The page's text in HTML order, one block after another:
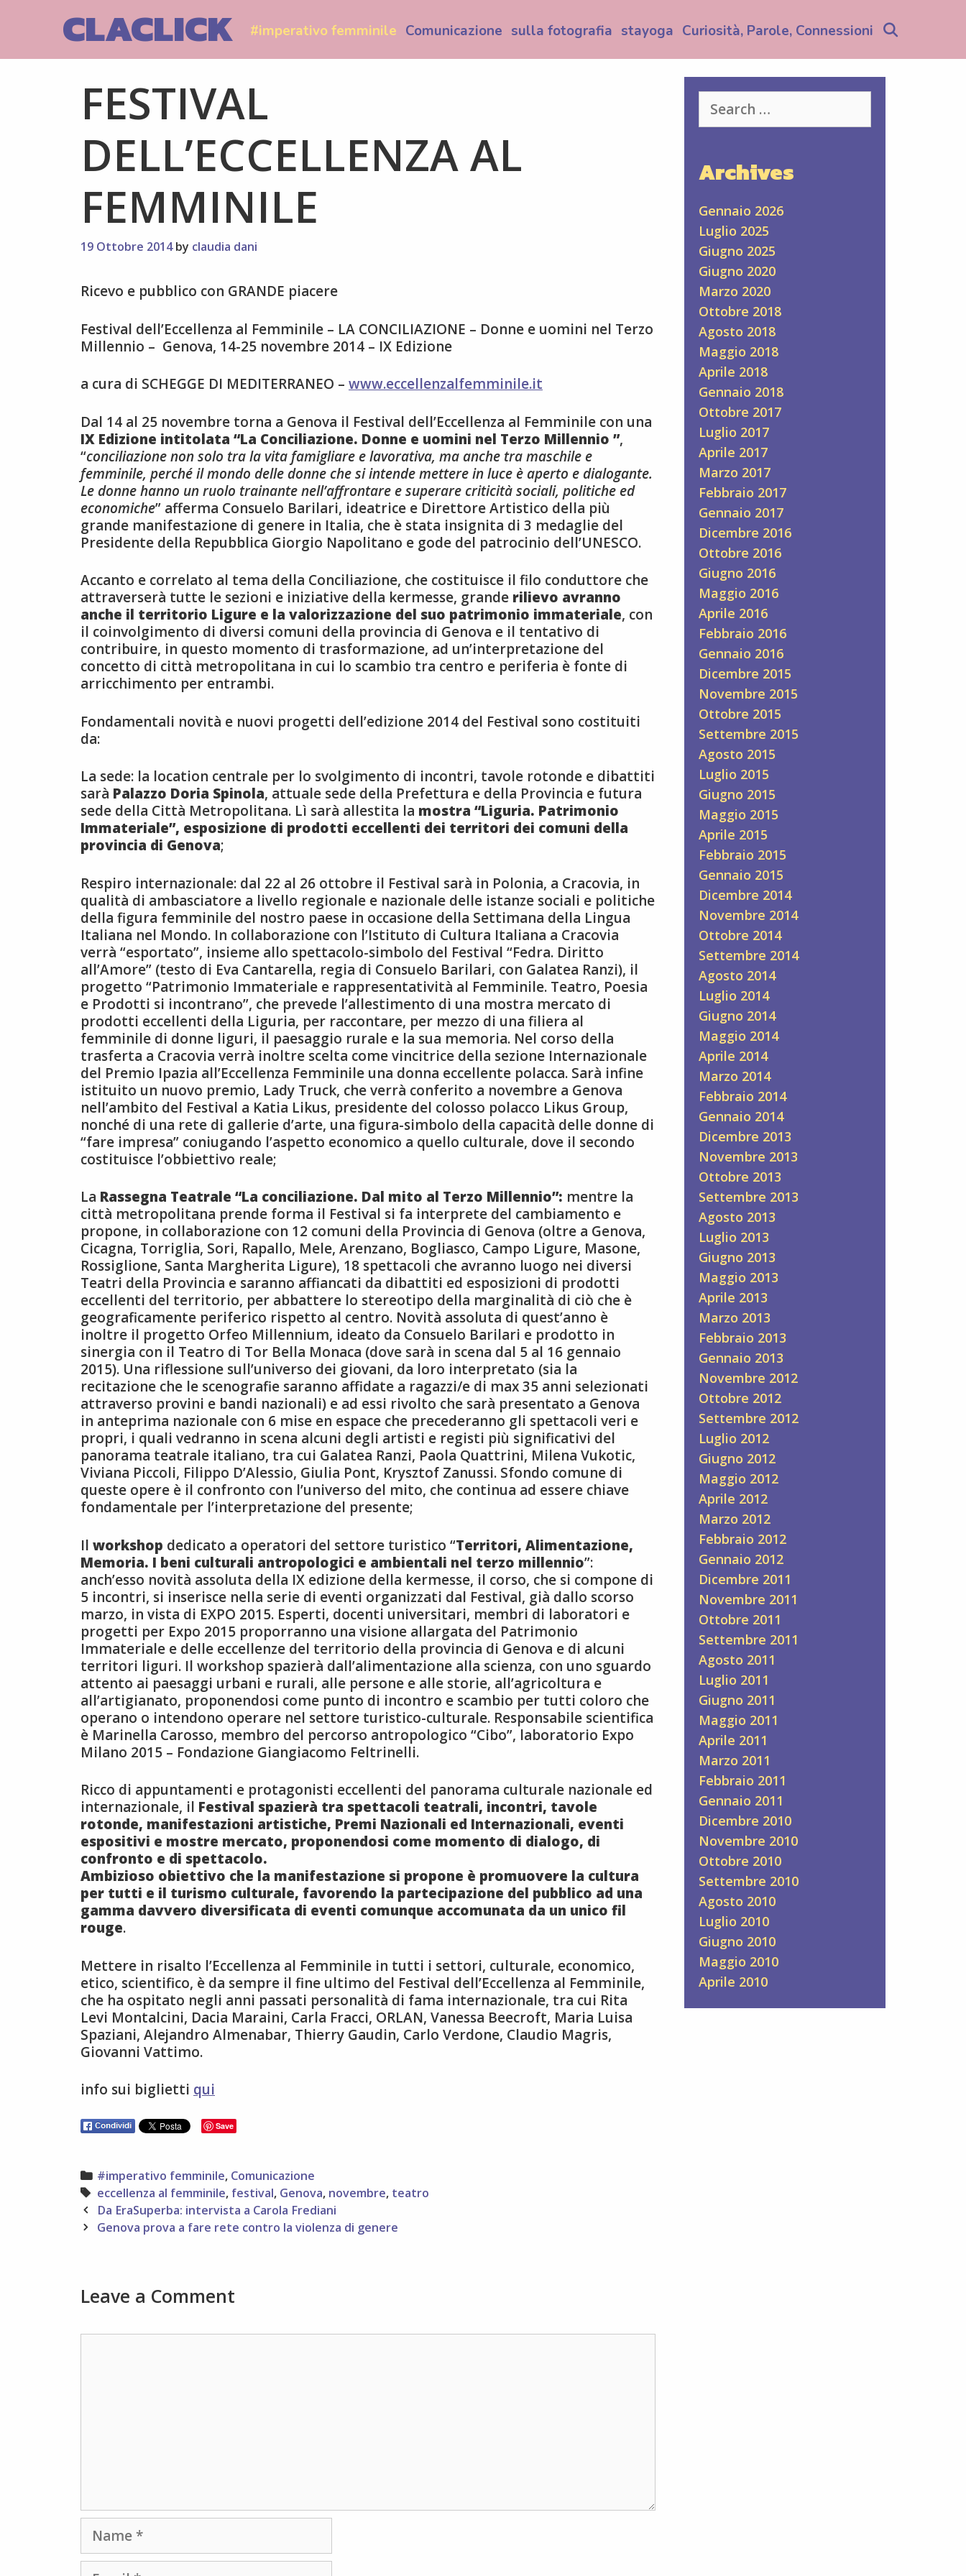
CLACLICK #imperativo femminile Comunicazione sulla fotografia stayoga Curiosità, Parole, Connessioni
FESTIVAL
DELL’ECCELLENZA AL
FEMMINILE
19 Ottobre 2014 by claudia dani
Ricevo e pubblico con GRANDE piacere
Festival dell’Eccellenza al Femminile – LA CONCILIAZIONE – Donne e uomini nel Terzo
Millennio – Genova, 14-25 novembre 2014 – IX Edizione
a cura di SCHEGGE DI MEDITERRANEO – www.eccellenzalfemminile.it
Dal 14 al 25 novembre torna a Genova il Festival dell’Eccellenza al Femminile con una
IX Edizione intitolata “La Conciliazione. Donne e uomini nel Terzo Millennio ”,
“conciliazione non solo tra la vita famigliare e lavorativa, ma anche tra maschile e
femminile, perché il mondo delle donne che si intende mettere in luce è aperto e dialogante.
Le donne hanno un ruolo trainante nell’affrontare e superare criticità sociali, politiche ed
economiche” afferma Consuelo Barilari, ideatrice e Direttore Artistico della più
grande manifestazione di genere in Italia, che è stata insignita di 3 medaglie del
Presidente della Repubblica Giorgio Napolitano e gode del patrocinio dell’UNESCO.
Accanto e correlato al tema della Conciliazione, che costituisce il filo conduttore che
attraverserà tutte le sezioni e iniziative della kermesse, grande rilievo avranno
anche il territorio Ligure e la valorizzazione del suo patrimonio immateriale, con
il coinvolgimento di diversi comuni della provincia di Genova e il tentativo di
contribuire, in questo momento di trasformazione, ad un’interpretazione del
concetto di città metropolitana in cui lo scambio tra centro e periferia è fonte di
arricchimento per entrambi.
Fondamentali novità e nuovi progetti dell’edizione 2014 del Festival sono costituiti
da:
La sede: la location centrale per lo svolgimento di incontri, tavole rotonde e dibattiti
sarà Palazzo Doria Spinola, attuale sede della Prefettura e della Provincia e futura
sede della Città Metropolitana. Lì sarà allestita la mostra “Liguria. Patrimonio
Immateriale”, esposizione di prodotti eccellenti dei territori dei comuni della
provincia di Genova;
Respiro internazionale: dal 22 al 26 ottobre il Festival sarà in Polonia, a Cracovia, in
qualità di ambasciatore a livello regionale e nazionale delle istanze sociali e politiche
della figura femminile del nostro paese in occasione della Settimana della Lingua
Italiana nel Mondo. In collaborazione con l’Istituto di Cultura Italiana a Cracovia
verrà “esportato”, insieme allo spettacolo-simbolo del Festival “Fedra. Diritto
all’Amore” (testo di Eva Cantarella, regia di Consuelo Barilari, con Galatea Ranzi), il
progetto “Patrimonio Immateriale e rappresentatività al Femminile. Teatro, Poesia
e Prodotti si incontrano”, che prevede l’allestimento di una mostra mercato di
prodotti eccellenti della Liguria, per raccontare, per mezzo di una filiera al
femminile di donne liguri, il paesaggio rurale e la sua memoria. Nel corso della
trasferta a Cracovia verrà inoltre scelta come vincitrice della sezione Internazionale
del Premio Ipazia all’Eccellenza Femminile una donna eccellente polacca. Sarà infine
istituito un nuovo premio, Lady Truck, che verrà conferito a novembre a Genova
nell’ambito del Festival a Katia Likus, presidente del colosso polacco Likus Group,
nonché di una rete di gallerie d’arte, una figura-simbolo della capacità delle donne di
“fare impresa” coniugando l’aspetto economico a quello culturale, dove il secondo
costituisce l’obbiettivo reale;
La Rassegna Teatrale “La conciliazione. Dal mito al Terzo Millennio”: mentre la
città metropolitana prende forma il Festival si fa interprete del cambiamento e
propone, in collaborazione con 12 comuni della Provincia di Genova (oltre a Genova,
Cicagna, Torriglia, Sori, Rapallo, Mele, Arenzano, Bogliasco, Campo Ligure, Masone,
Rossiglione, Santa Margherita Ligure), 18 spettacoli che avranno luogo nei diversi
Teatri della Provincia e saranno affiancati da dibattiti ed esposizioni di prodotti
eccellenti del territorio, per abbattere lo stereotipo della marginalità di ciò che è
geograficamente periferico rispetto al centro. Novità assoluta di quest’anno è
inoltre il progetto Orfeo Millennium, ideato da Consuelo Barilari e prodotto in
sinergia con il Teatro di Tor Bella Monaca (dove sarà in scena dal 5 al 16 gennaio
2015). Una riflessione sull’universo dei giovani, da loro interpretato (sia la
recitazione che le scenografie saranno affidate a ragazzi/e di max 35 anni selezionati
attraverso provini e bandi nazionali) e ad essi rivolto che sarà presentato a Genova
in anteprima nazionale con 6 mise en espace che precederanno gli spettacoli veri e
propri, i quali vedranno in scena alcuni degli artisti e registi più significativi del
panorama teatrale italiano, tra cui Galatea Ranzi, Paola Quattrini, Milena Vukotic,
Viviana Piccoli, Filippo D’Alessio, Giulia Pont, Krysztof Zanussi. Sfondo comune di
queste opere è il confronto con l’universo del mito, che continua ad essere chiave
fondamentale per l’interpretazione del presente;
Il workshop dedicato a operatori del settore turistico “Territori, Alimentazione,
Memoria. I beni culturali antropologici e ambientali nel terzo millennio”:
anch’esso novità assoluta della IX edizione della kermesse, il corso, che si compone di
5 incontri, si inserisce nella serie di eventi organizzati dal Festival, già dallo scorso
marzo, in vista di EXPO 2015. Esperti, docenti universitari, membri di laboratori e
progetti per Expo 2015 proporranno una visione allargata del Patrimonio
Immateriale e delle eccellenze del territorio della provincia di Genova e di alcuni
territori liguri. Il workshop spazierà dall’alimentazione alla scienza, con uno sguardo
attento ai paesaggi urbani e rurali, alle persone e alle storie, all’agricoltura e
all’artigianato, proponendosi come punto di incontro e scambio per tutti coloro che
operano o intendono operare nel settore turistico-culturale. Responsabile scientifica
è Marinella Carosso, membro del percorso antropologico “Cibo”, laboratorio Expo
Milano 2015 – Fondazione Giangiacomo Feltrinelli.
Ricco di appuntamenti e protagonisti eccellenti del panorama culturale nazionale ed
internazionale, il Festival spazierà tra spettacoli teatrali, incontri, tavole
rotonde, manifestazioni artistiche, Premi Nazionali ed Internazionali, eventi
espositivi e mostre mercato, proponendosi come momento di dialogo, di
confronto e di spettacolo.
Ambizioso obiettivo che la manifestazione si propone è promuovere la cultura
per tutti e il turismo culturale, favorendo la partecipazione del pubblico ad una
gamma davvero diversificata di eventi comunque accomunata da un unico fil
rouge.
Mettere in risalto l’Eccellenza al Femminile in tutti i settori, culturale, economico,
etico, scientifico, è da sempre il fine ultimo del Festival dell’Eccellenza al Femminile,
che ha ospitato negli anni passati personalità di fama internazionale, tra cui Rita
Levi Montalcini, Dacia Maraini, Carla Fracci, ORLAN, Vanessa Beecroft, Maria Luisa
Spaziani, Alejandro Almenabar, Thierry Gaudin, Carlo Verdone, Claudio Magris,
Giovanni Vattimo.
info sui biglietti qui
Save
Categories
#imperativo femminile, Comunicazione
Tags
eccellenza al femminile, festival, Genova, novembre, teatro
Post
navigation
Da EraSuperba: intervista a Carola Frediani
Genova prova a fare rete contro la violenza di genere
Leave a Comment
Name
Email
for:
Archives
Gennaio 2026
Luglio 2025
Giugno 2025
Giugno 2020
Marzo 2020
Ottobre 2018
Agosto 2018
Maggio 2018
Aprile 2018
Gennaio 2018
Ottobre 2017
Luglio 2017
Aprile 2017
Marzo 2017
Febbraio 2017
Gennaio 2017
Dicembre 2016
Ottobre 2016
Giugno 2016
Maggio 2016
Aprile 2016
Febbraio 2016
Gennaio 2016
Dicembre 2015
Novembre 2015
Ottobre 2015
Settembre 2015
Agosto 2015
Luglio 2015
Giugno 2015
Maggio 2015
Aprile 2015
Febbraio 2015
Gennaio 2015
Dicembre 2014
Novembre 2014
Ottobre 2014
Settembre 2014
Agosto 2014
Luglio 2014
Giugno 2014
Maggio 2014
Aprile 2014
Marzo 2014
Febbraio 2014
Gennaio 2014
Dicembre 2013
Novembre 2013
Ottobre 2013
Settembre 2013
Agosto 2013
Luglio 2013
Giugno 2013
Maggio 2013
Aprile 2013
Marzo 2013
Febbraio 2013
Gennaio 2013
Novembre 2012
Ottobre 2012
Settembre 2012
Luglio 2012
Giugno 2012
Maggio 2012
Aprile 2012
Marzo 2012
Febbraio 2012
Gennaio 2012
Dicembre 2011
Novembre 2011
Ottobre 2011
Settembre 2011
Agosto 2011
Luglio 2011
Giugno 2011
Maggio 2011
Aprile 2011
Marzo 2011
Febbraio 2011
Gennaio 2011
Dicembre 2010
Novembre 2010
Ottobre 2010
Settembre 2010
Agosto 2010
Luglio 2010
Giugno 2010
Maggio 2010
Aprile 2010